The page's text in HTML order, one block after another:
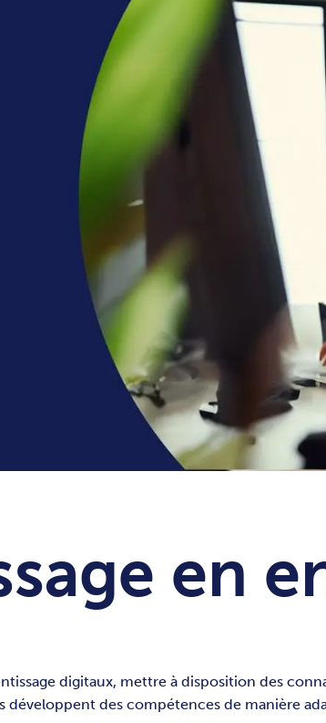
en
digitaux, mettre à disposition des
des compétences de manière